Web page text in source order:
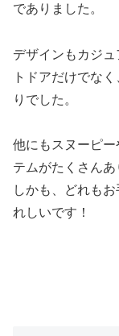
でありました。
デザインもカジ
トドアだけでな
りでした。
他にもスヌーピ
テムがたくさんあ
しかも、どれも
れしいです！